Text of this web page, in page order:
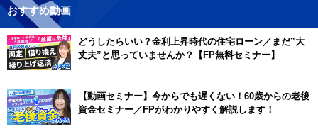
おすすめ動画
どうしたらいい？金利上昇時代の住宅ローン／まだ”大
丈夫”と思っていませんか？【FP無料セミナー】
【動画セミナー】今からでも遅くない！60歳からの老後
資金セミナー／FPがわかりやすく解説します！